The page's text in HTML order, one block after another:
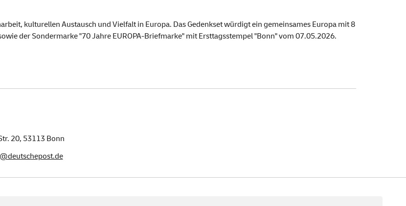
kulturellen Austausch und Vielfalt in Europa. Das Gedenkset würdigt ein gemeinsames Europa mit 8
der Sondermarke "70 Jahre EUROPA-Briefmarke" mit Ersttagsstempel "Bonn" vom 07.05.2026.
20, 53113 Bonn